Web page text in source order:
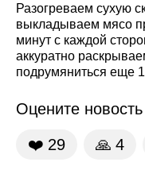
Разогреваем сухую
выкладываем мясо
минут с каждой
аккуратно
подрумяниться еще
Оцените новость
❤️ 29 🙏 4